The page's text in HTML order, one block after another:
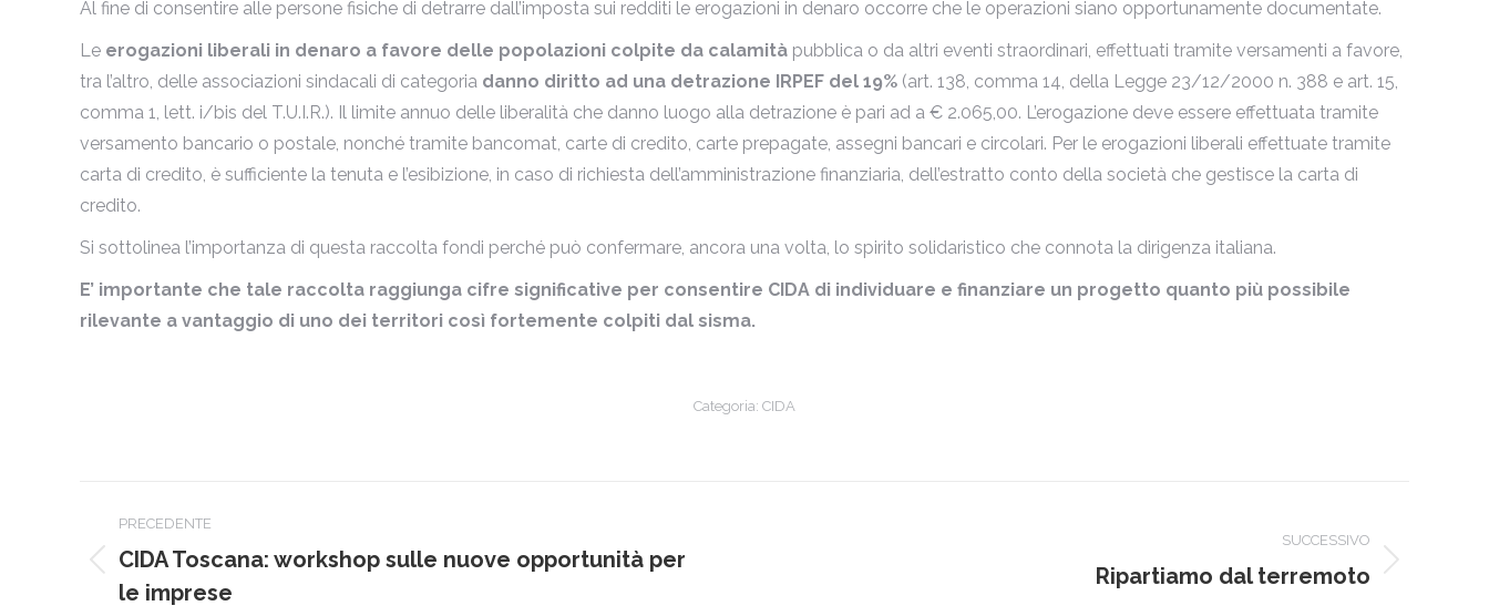
Al fine di consentire alle persone fisiche di detrarre dall’imposta sui redditi le erogazioni in denaro occorre che le operazioni siano opportunamente documentate.
Le erogazioni liberali in denaro a favore delle popolazioni colpite da calamità pubblica o da altri eventi straordinari, effettuati tramite versamenti a favore,
tra l’altro, delle associazioni sindacali di categoria danno diritto ad una detrazione IRPEF del 19% (art. 138, comma 14, della Legge 23/12/2000 n. 388 e art. 15,
comma 1, lett. i/bis del T.U.I.R.). Il limite annuo delle liberalità che danno luogo alla detrazione è pari ad a € 2.065,00. L’erogazione deve essere effettuata tramite
versamento bancario o postale, nonché tramite bancomat, carte di credito, carte prepagate, assegni bancari e circolari. Per le erogazioni liberali effettuate tramite
carta di credito, è sufficiente la tenuta e l’esibizione, in caso di richiesta dell’amministrazione finanziaria, dell’estratto conto della società che gestisce la carta di
credito.
Si sottolinea l’importanza di questa raccolta fondi perché può confermare, ancora una volta, lo spirito solidaristico che connota la dirigenza italiana.
E’ importante che tale raccolta raggiunga cifre significative per consentire CIDA di individuare e finanziare un progetto quanto più possibile
rilevante a vantaggio di uno dei territori così fortemente colpiti dal sisma.
Categoria: CIDA
tra
PRECEDENTE
Post
precedente:
CIDA Toscana: workshop sulle nuove opportunità per
le imprese
SUCCESSIVO
Ripartiamo dal terremoto